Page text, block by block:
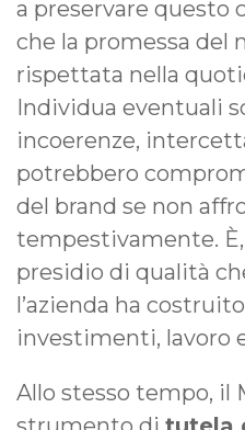
a preservare questo
che la promessa del
rispettata nella
Individua eventuali
incoerenze,
potrebbero
del brand se non
tempestivamente.
presidio di qualità
l’azienda ha
investimenti, lavoro
Allo stesso tempo, il